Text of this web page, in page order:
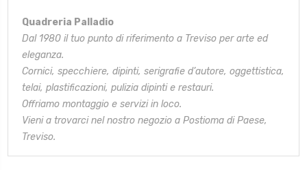
Quadreria Palladio
Dal 1980 il tuo punto di riferimento a Treviso per arte ed
eleganza.
Cornici, specchiere, dipinti, serigrafie d’autore, oggettistica,
telai, plastificazioni, pulizia dipinti e restauri.
Offriamo montaggio e servizi in loco.
Vieni a trovarci nel nostro negozio a Postioma di Paese,
Treviso.